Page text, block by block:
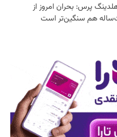
پرس: بحران امروز از
هم سنگین‌تر است